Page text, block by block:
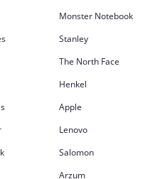
Monster Notebook
Stanley
The North Face
Henkel
Apple
Lenovo
Salomon
Arzum